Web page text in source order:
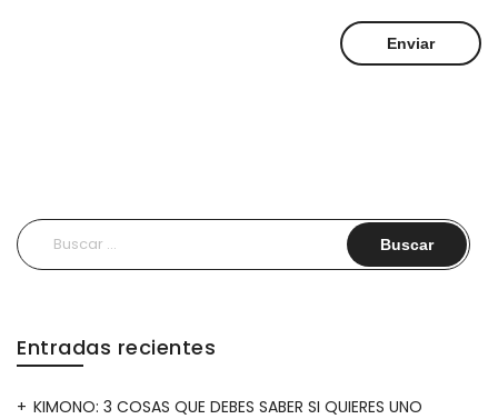
Buscar:
Entradas recientes
KIMONO: 3 COSAS QUE DEBES SABER SI QUIERES UNO